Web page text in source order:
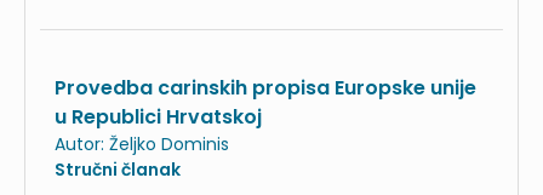
Provedba carinskih propisa Europske unije
u Republici Hrvatskoj
Autor: Željko Dominis
Stručni članak